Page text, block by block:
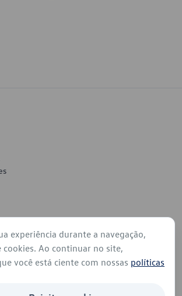
experiência durante a navegação,
cookies. Ao continuar no site,
você está ciente com nossas políticas